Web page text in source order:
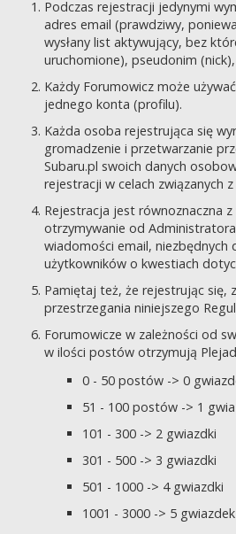
Podczas rejestracji jedynymi
adres email (prawdziwy,
wysłany list aktywujący, bez
uruchomione), pseudonim (nick),
Każdy Forumowicz może
jednego konta (profilu).
Każda osoba rejestrująca się
gromadzenie i przetwarzanie
Subaru.pl swoich danych
rejestracji w celach związanych
Rejestracja jest równoznaczna
otrzymywanie od
wiadomości email, niezbędnych
użytkowników o kwestiach
Pamiętaj też, że rejestrując się,
przestrzegania niniejszego
Forumowicze w zależności od
w ilości postów otrzymują
0 - 50 postów -> 0
51 - 100 postów -> 1
101 - 300 -> 2 gwiazdki
301 - 500 -> 3 gwiazdki
501 - 1000 -> 4 gwiazdki
1001 - 3000 -> 5 gwiazdek